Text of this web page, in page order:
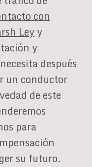
con
Leyy
y
después
un conductor
de este
para
su futuro.